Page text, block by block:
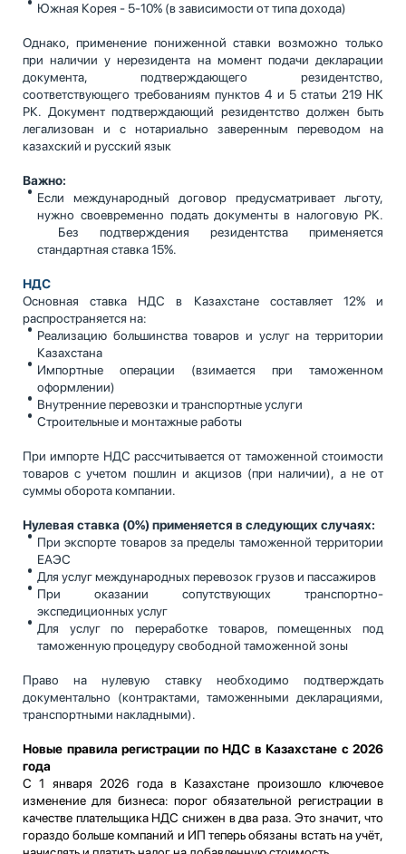
Южная Корея - 5-10% (в зависимости от типа дохода)
Однако, применение пониженной ставки возможно только
при наличии у нерезидента на момент подачи декларации
документа, подтверждающего резидентство,
соответствующего требованиям пунктов 4 и 5 статьи 219 НК
РК. Документ подтверждающий резидентство должен быть
легализован и с нотариально заверенным переводом на
казахский и русский язык
Важно:
Если международный договор предусматривает льготу,
нужно своевременно подать документы в налоговую РК.
Без подтверждения резидентства применяется
стандартная ставка 15%.
НДС
Основная ставка НДС в Казахстане составляет 12% и
распространяется на:
Реализацию большинства товаров и услуг на территории
Казахстана
Импортные операции (взимается при таможенном
оформлении)
Внутренние перевозки и транспортные услуги
Строительные и монтажные работы
При импорте НДС рассчитывается от таможенной стоимости
товаров с учетом пошлин и акцизов (при наличии), а не от
суммы оборота компании.
Нулевая ставка (0%) применяется в следующих случаях:
При экспорте товаров за пределы таможенной территории
ЕАЭС
Для услуг международных перевозок грузов и пассажиров
При оказании сопутствующих транспортно-
экспедиционных услуг
Для услуг по переработке товаров, помещенных под
таможенную процедуру свободной таможенной зоны
Право на нулевую ставку необходимо подтверждать
документально (контрактами, таможенными декларациями,
транспортными накладными).
Новые правила регистрации по НДС в Казахстане с 2026
года
С 1 января 2026 года в Казахстане произошло ключевое
изменение для бизнеса: порог обязательной регистрации в
качестве плательщика НДС снижен в два раза. Это значит, что
гораздо больше компаний и ИП теперь обязаны встать на учёт,